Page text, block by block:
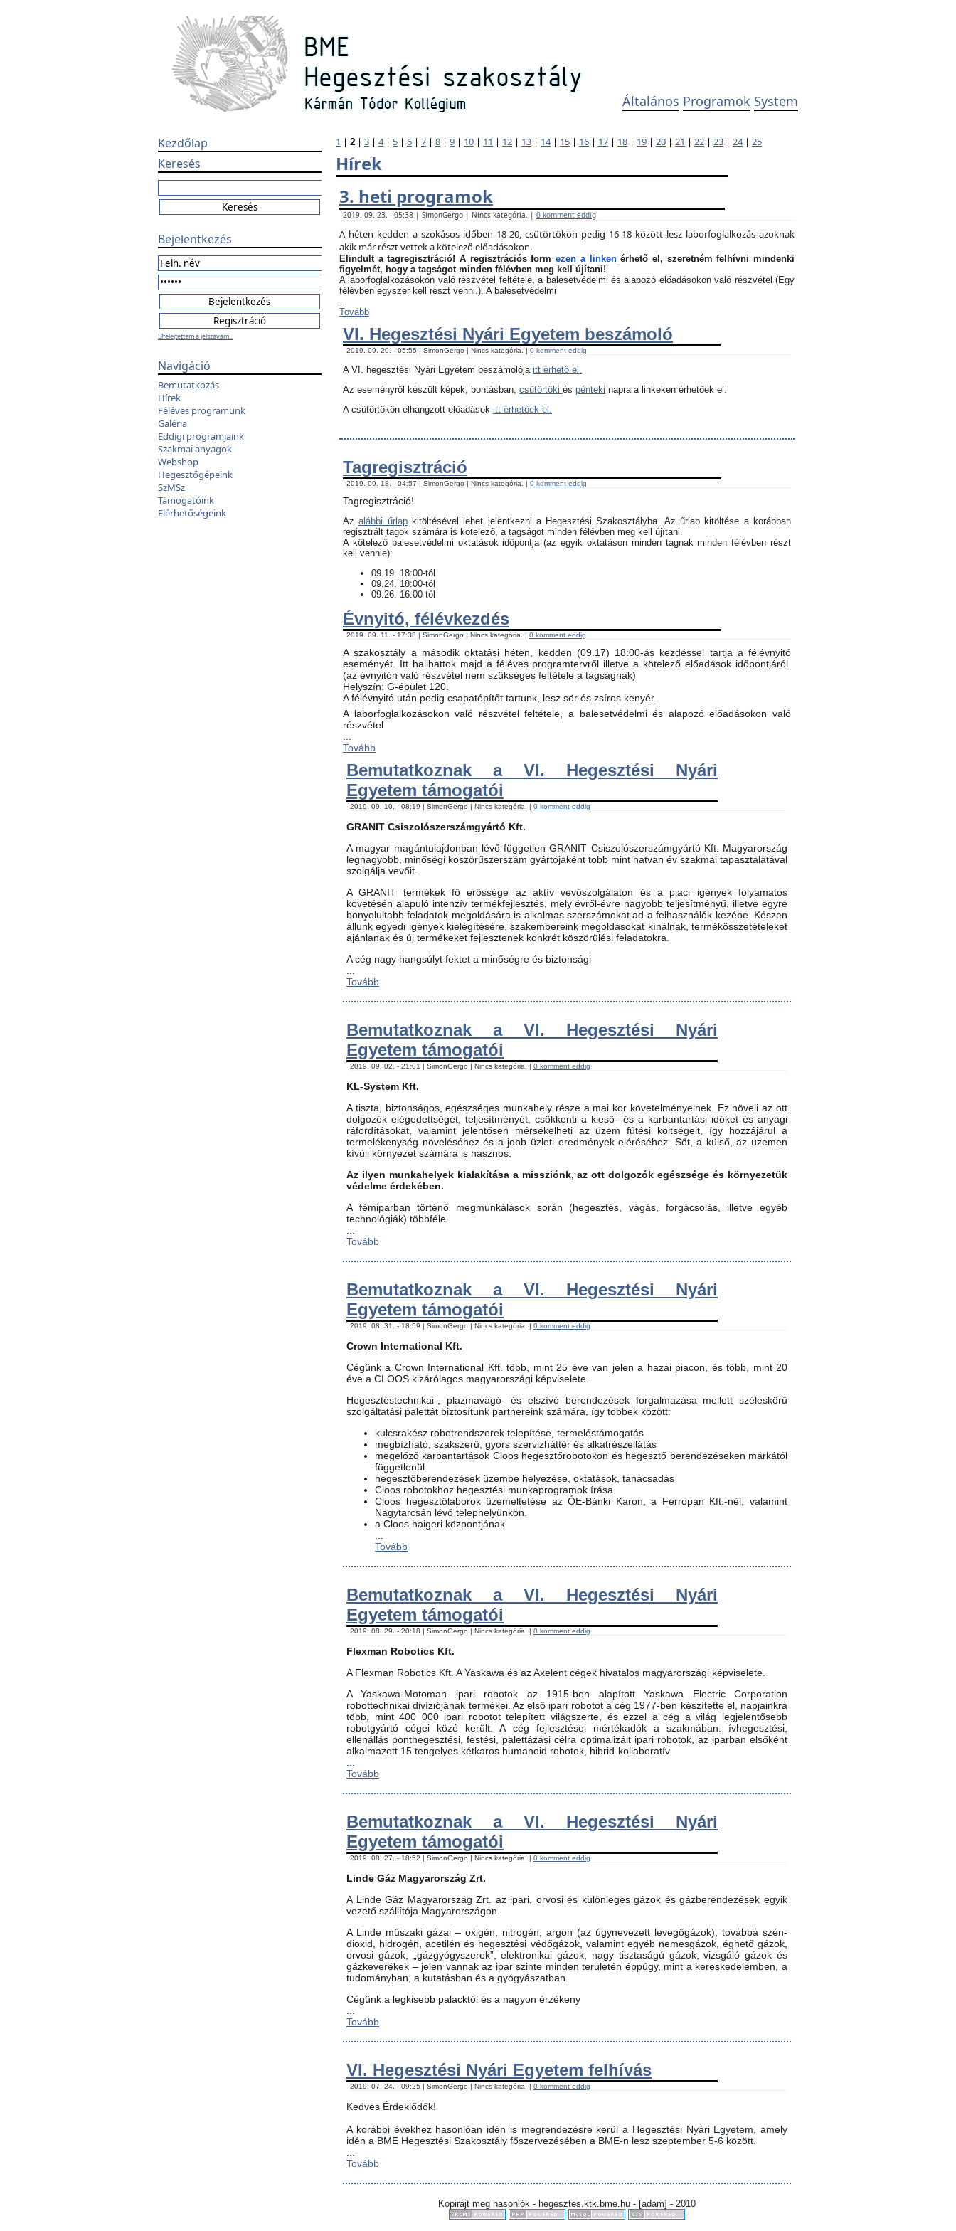
Általános Programok System
Kezdőlap
Keresés
Bejelentkezés
Elfelejtettem a jelszavam...
Navigáció
Bemutatkozás
Hírek
Féléves programunk
Galéria
Eddigi programjaink
Szakmai anyagok
Webshop
Hegesztőgépeink
SzMSz
Támogatóink
Elérhetőségeink
1 | 2 | 3 | 4| 5 | 6 | 7 | 8 | 9 | 10 | 11 | 12 | 13 | 14| 15 | 16 | 17 | 18 | 19 | 20 | 21 | 22 | 23 | 24| 25
Hírek
3. heti programok
2019. 09. 23. - 05:38 | SimonGergo | Nincs kategória. | 0 komment eddig
A héten kedden a szokásos időben 18-20, csütörtökön pedig 16-18 között lesz laborfoglalkozás azoknak
akik már részt vettek a kötelező előadásokon.
Elindult a tagregisztráció! A regisztrációs formezen a linkenérhető el, szeretném felhívni mindenki
figyelmét, hogy a tagságot minden félévben meg kell újítani!
A laborfoglalkozásokon való részvétel feltétele, a balesetvédelmi és alapozó előadásokon való részvétel (Egy
félévben egyszer kell részt venni.). A balesetvédelmi
...
Tovább
VI. Hegesztési Nyári Egyetem beszámoló
2019. 09. 20. - 05:55 | SimonGergo | Nincs kategória. | 0 komment eddig
A VI. hegesztési Nyári Egyetem beszámolója itt érhető el.
Az eseményről készült képek, bontásban, csütörtöki és pénteki napra a linkeken érhetőek el.
A csütörtökön elhangzott előadások itt érhetőek el.
Tagregisztráció
2019. 09. 18. - 04:57 | SimonGergo | Nincs kategória. | 0 komment eddig
Tagregisztráció!
Azalábbi űrlapkitöltésével lehet jelentkezni a Hegesztési Szakosztályba. Az űrlap kitöltése a korábban
regisztrált tagok számára is kötelező, a tagságot minden félévben meg kell újítani.
​A kötelező balesetvédelmi oktatások időpontja (az egyik oktatáson minden tagnak minden félévben részt
kell vennie):
09.19. 18:00-tól
09.24. 18:00-tól
09.26. 16:00-tól
Évnyitó, félévkezdés
2019. 09. 11. - 17:38 | SimonGergo | Nincs kategória. | 0 komment eddig
A szakosztály a második oktatási héten, kedden (09.17) 18:00-ás kezdéssel tartja a félévnyitó
eseményét. Itt hallhattok majd a féléves programtervről illetve a kötelező előadások időpontjáról.
(az évnyitón való részvétel nem szükséges feltétele a tagságnak)
Helyszín: G-épület 120.
A félévnyitó után pedig csapatépítőt tartunk, lesz sör és zsíros kenyér.
A laborfoglalkozásokon való részvétel feltétele, a balesetvédelmi és alapozó előadásokon való
részvétel
Tovább
Bemutatkoznak a VI. Hegesztési Nyári
Egyetem támogatói
2019. 09. 10. - 08:19 | SimonGergo | Nincs kategória. | 0 komment eddig
GRANIT Csiszolószerszámgyártó Kft.
A magyar magántulajdonban lévő független GRANIT Csiszolószerszámgyártó Kft. Magyarország
legnagyobb, minőségi köszörűszerszám gyártójaként több mint hatvan év szakmai tapasztalatával
szolgálja vevőit.
A GRANIT termékek fő erőssége az aktív vevőszolgálaton és a piaci igények folyamatos
követésén alapuló intenzív termékfejlesztés, mely évről-évre nagyobb teljesítményű, illetve egyre
bonyolultabb feladatok megoldására is alkalmas szerszámokat ad a felhasználók kezébe. Készen
állunk egyedi igények kielégítésére, szakembereink megoldásokat kínálnak, termékösszetételeket
ajánlanak és új termékeket fejlesztenek konkrét köszörülési feladatokra.
A cég nagy hangsúlyt fektet a minőségre és biztonsági
Tovább
Bemutatkoznak a VI. Hegesztési Nyári
Egyetem támogatói
2019. 09. 02. - 21:01 | SimonGergo | Nincs kategória. | 0 komment eddig
KL-System Kft.
A tiszta, biztonságos, egészséges munkahely része a mai kor követelményeinek. Ez növeli az ott
dolgozók elégedettségét, teljesítményét, csökkenti a kieső- és a karbantartási időket és anyagi
ráfordításokat, valamint jelentősen mérsékelheti az üzem fűtési költségeit, így hozzájárul a
termelékenység növeléséhez és a jobb üzleti eredmények eléréséhez. Sőt, a külső, az üzemen
kívüli környezet számára is hasznos.
Az ilyen munkahelyek kialakítása a missziónk, az ott dolgozók egészsége és környezetük
védelme érdekében.
A fémiparban történő megmunkálások során (hegesztés, vágás, forgácsolás, illetve egyéb
technológiák) többféle
Tovább
Bemutatkoznak a VI. Hegesztési Nyári
Egyetem támogatói
2019. 08. 31. - 18:59 | SimonGergo | Nincs kategória. | 0 komment eddig
Crown International Kft.
Cégünk a Crown International Kft. több, mint 25 éve van jelen a hazai piacon, és több, mint 20
éve a CLOOS kizárólagos magyarországi képviselete.
Hegesztéstechnikai-, plazmavágó- és elszívó berendezések forgalmazása mellett széleskörű
szolgáltatási palettát biztosítunk partnereink számára, így többek között:
kulcsrakész robotrendszerek telepítése, termeléstámogatás
megbízható, szakszerű, gyors szervizháttér és alkatrészellátás
megelőző karbantartások Cloos hegesztőrobotokon és hegesztő berendezéseken márkától
függetlenül
hegesztőberendezések üzembe helyezése, oktatások, tanácsadás
Cloos robotokhoz hegesztési munkaprogramok írása
Cloos hegesztőlaborok üzemeltetése az ÓE-Bánki Karon, a Ferropan Kft.-nél, valamint
Nagytarcsán lévő telephelyünkön.
a Cloos haigeri központjának
Tovább
Bemutatkoznak a VI. Hegesztési Nyári
Egyetem támogatói
2019. 08. 29. - 20:18 | SimonGergo | Nincs kategória. | 0 komment eddig
Flexman Robotics Kft.
A Flexman Robotics Kft. A Yaskawa és az Axelent cégek hivatalos magyarországi képviselete.
A Yaskawa-Motoman ipari robotok az 1915-ben alapított Yaskawa Electric Corporation
robottechnikai divíziójának termékei. Az első ipari robotot a cég 1977-ben készítette el, napjainkra
több, mint 400 000 ipari robotot telepített világszerte, és ezzel a cég a világ legjelentősebb
robotgyártó cégei közé került. A cég fejlesztései mértékadók a szakmában: ívhegesztési,
ellenállás ponthegesztési, festési, palettázási célra optimalizált ipari robotok, az iparban elsőként
alkalmazott 15 tengelyes kétkaros humanoid robotok, hibrid-kollaboratív
Tovább
Bemutatkoznak a VI. Hegesztési Nyári
Egyetem támogatói
2019. 08. 27. - 18:52 | SimonGergo | Nincs kategória. | 0 komment eddig
Linde Gáz Magyarország Zrt.
A Linde Gáz Magyarország Zrt. az ipari, orvosi és különleges gázok és gázberendezések egyik
vezető szállítója Magyarországon.
A Linde műszaki gázai – oxigén, nitrogén, argon (az úgynevezett levegőgázok), továbbá szén-
dioxid, hidrogén, acetilén és hegesztési védőgázok, valamint egyéb nemesgázok, éghető gázok,
orvosi gázok, „gázgyógyszerek”, elektronikai gázok, nagy tisztaságú gázok, vizsgáló gázok és
gázkeverékek – jelen vannak az ipar szinte minden területén éppúgy, mint a kereskedelemben, a
tudományban, a kutatásban és a gyógyászatban.
Cégünk a legkisebb palacktól és a nagyon érzékeny
Tovább
VI. Hegesztési Nyári Egyetem felhívás
2019. 07. 24. - 09:25 | SimonGergo | Nincs kategória. | 0 komment eddig
Kedves Érdeklődők!
A korábbi évekhez hasonlóan idén is megrendezésre kerül a Hegesztési Nyári Egyetem, amely
idén a BME Hegesztési Szakosztály főszervezésében a BME-n lesz szeptember 5-6 között.
Tovább
Kopirájt meg hasonlók - hegesztes.ktk.bme.hu - [adam] - 2010